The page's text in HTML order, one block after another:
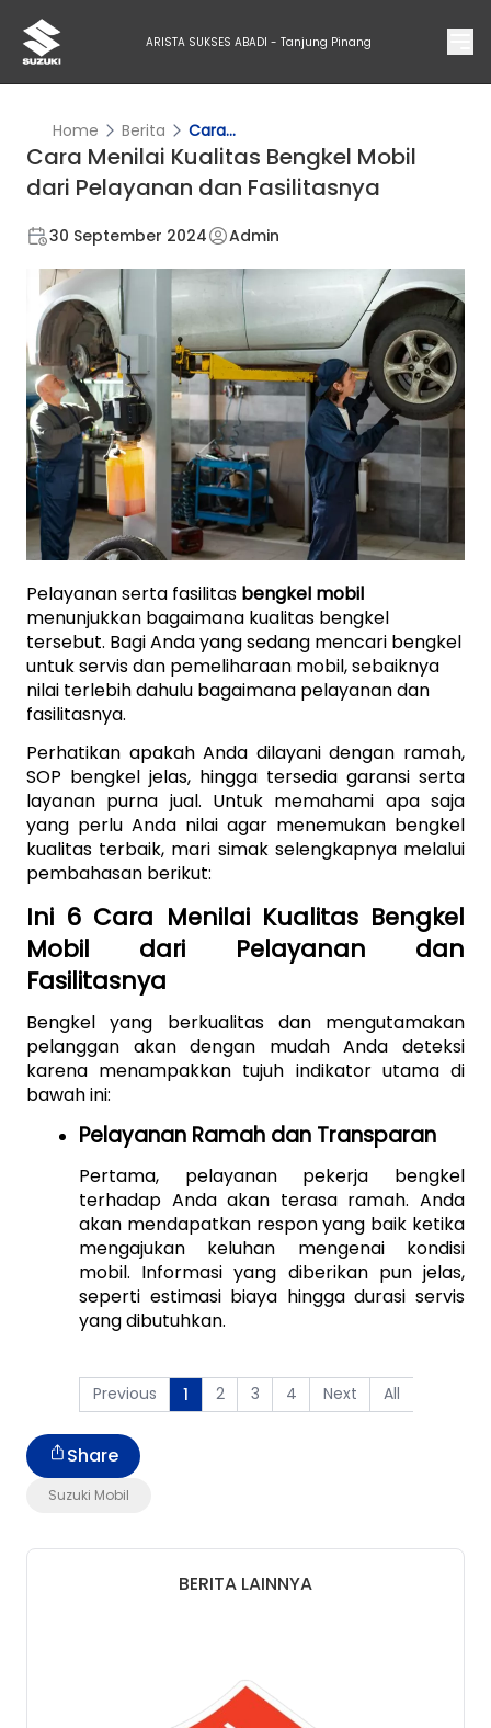
ARISTA SUKSES ABADI - Tanjung Pinang
Home Berita Cara...
Cara Menilai Kualitas Bengkel Mobil
dari Pelayanan dan Fasilitasnya
30 September 2024 Admin
Pelayanan serta fasilitas bengkel mobil
menunjukkan bagaimana kualitas bengkel
tersebut. Bagi Anda yang sedang mencari bengkel
untuk servis dan pemeliharaan mobil, sebaiknya
nilai terlebih dahulu bagaimana pelayanan dan
fasilitasnya.
Perhatikan apakah Anda dilayani dengan ramah,
SOP bengkel jelas, hingga tersedia garansi serta
layanan purna jual. Untuk memahami apa saja
yang perlu Anda nilai agar menemukan bengkel
kualitas terbaik, mari simak selengkapnya melalui
pembahasan berikut:
Ini 6 Cara Menilai Kualitas Bengkel
Mobil dari Pelayanan dan
Fasilitasnya
Bengkel yang berkualitas dan mengutamakan
pelanggan akan dengan mudah Anda deteksi
karena menampakkan tujuh indikator utama di
bawah ini:
Pelayanan Ramah dan Transparan
Pertama, pelayanan pekerja bengkel
terhadap Anda akan terasa ramah. Anda
akan mendapatkan respon yang baik ketika
mengajukan keluhan mengenai kondisi
mobil. Informasi yang diberikan pun jelas,
seperti estimasi biaya hingga durasi servis
yang dibutuhkan.
Previous 1 2 3 4 Next All
Suzuki Mobil
Share
BERITA LAINNYA